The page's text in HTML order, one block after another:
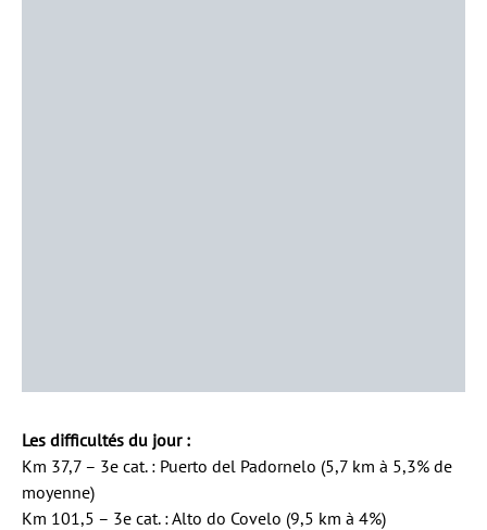
Les difficultés du jour :
Km 37,7 – 3e cat. : Puerto del Padornelo (5,7 km à 5,3% de
moyenne)
Km 101,5 – 3e cat. : Alto do Covelo (9,5 km à 4%)